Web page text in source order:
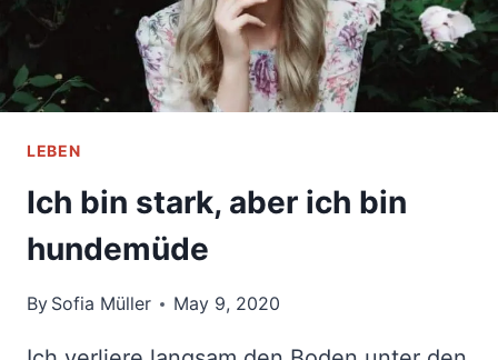
LEBEN
Ich bin stark, aber ich bin
hundemüde
By Sofia Müller May 9, 2020